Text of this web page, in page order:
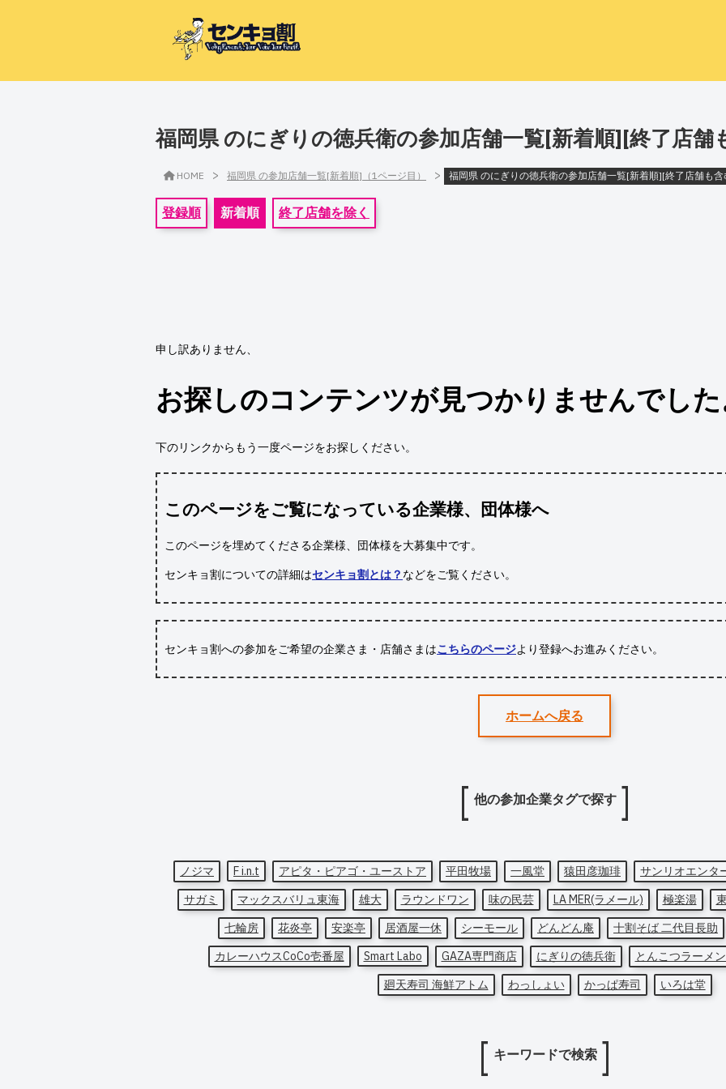
福岡県 のにぎりの徳兵衛の参加店舗一覧[新着順][終了店舗
HOME > 福岡県 の参加店舗一覧[新着順]（1ページ目） > 福岡県 のにぎりの徳兵衛の参加店舗一覧[新着順][終了店舗も
登録順 新着順 終了店舗を除く
申し訳ありません、
お探しのコンテンツが見つかりませんでし
下のリンクからもう一度ページをお探しください。
このページをご覧になっている企業様、団体様へ
このページを埋めてくださる企業様、団体様を大募集中です。
センキョ割についての詳細はセンキョ割とは？ などをご覧ください。
センキョ割への参加をご希望の企業さま・店舗さまはこちらのページより登録へお進みください。
ホームへ戻る
他の参加企業タグで探す
ノジマ F i.n.t アピタ・ピアゴ・ユーストア 平田牧場 一風堂 猿田彦珈琲
サンリオエンタ
サガミ
マックスバリュ東海 雄大 ラウンドワン 味の民芸 LA MER(ラメール) 極楽湯
七輪房
花炎亭 安楽亭 居酒屋一休 シーモール どんどん庵
十割そば 二代目長助
カレーハウスCoCo壱番屋
Smart Labo GAZA専門商店 にぎりの徳兵衛
とんこつラーメ
廻天寿司 海鮮アトム
わっしょい かっぱ寿司 いろは堂
キーワードで検索